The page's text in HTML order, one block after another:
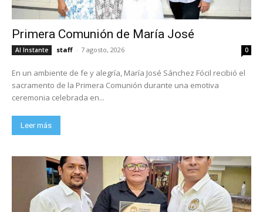
Primera Comunión de María José
Al Instante staff - 7 agosto, 2026 0
En un ambiente de fe y alegría, María José Sánchez Fócil recibió el
sacramento de la Primera Comunión durante una emotiva
ceremonia celebrada en...
Leer más